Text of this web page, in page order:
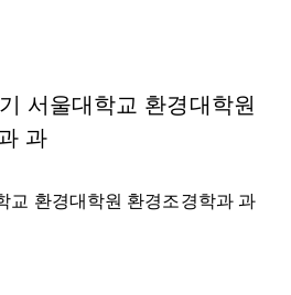
서울대학교 환경대학원
과